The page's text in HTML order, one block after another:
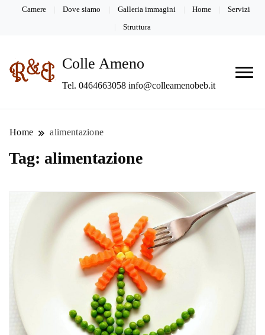
Camere Dove siamo Galleria immagini Home Servizi
Struttura
Colle Ameno
Tel. 0464663058 info@colleamenobeb.it
Home alimentazione
Tag: alimentazione